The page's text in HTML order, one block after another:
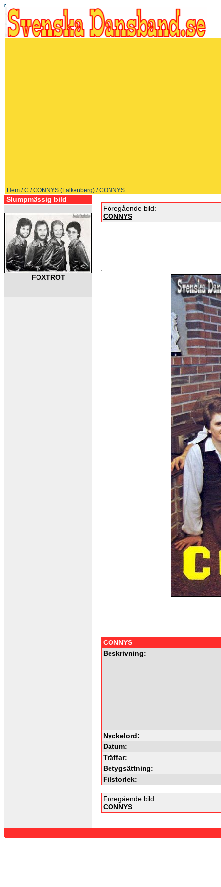
Hem /C /CONNYS (Falkenberg) / CONNYS
Slumpmässig bild
FOXTROT
Föregående bild:
CONNYS
CONNYS
Beskrivning:
Nyckelord:
Datum:
Träffar:
Betygsättning:
Filstorlek:
Föregående bild:
CONNYS